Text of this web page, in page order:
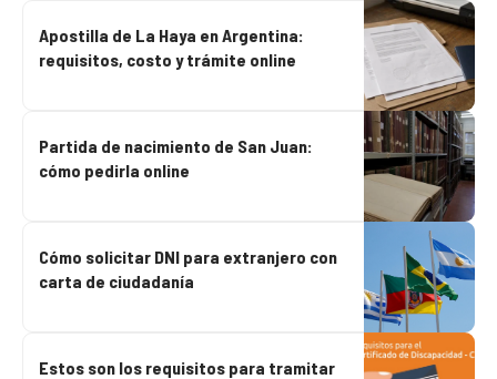
Apostilla de La Haya en Argentina:
requisitos, costo y trámite online
Partida de nacimiento de San Juan:
cómo pedirla online
Cómo solicitar DNI para extranjero con
carta de ciudadanía
Estos son los requisitos para tramitar